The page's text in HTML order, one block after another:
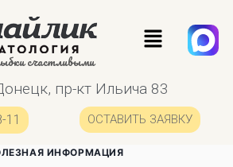
счастливыми
пр-кт Ильича 83
11 ОСТАВИТЬ ЗАЯВКУ
ИНФОРМАЦИЯ